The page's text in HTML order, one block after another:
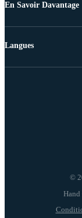
En Savoir Davantage
©
Langues